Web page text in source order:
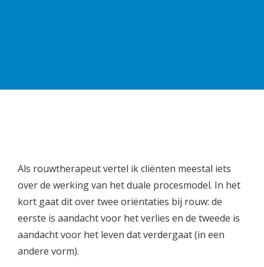
Als rouwtherapeut vertel ik cliënten meestal iets
over de werking van het duale procesmodel. In het
kort gaat dit over twee oriëntaties bij rouw: de
eerste is aandacht voor het verlies en de tweede is
aandacht voor het leven dat verdergaat (in een
andere vorm).